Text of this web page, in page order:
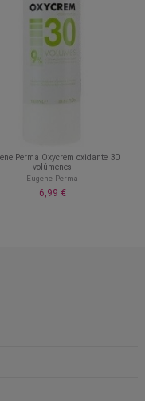
Perma Oxycrem oxidante 30
volúmenes
Eugene-Perma
6,99 €